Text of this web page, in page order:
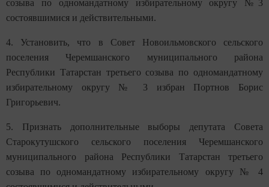
созыва по одномандатному избирательному округу №3
состоявшимися и действительными.
4. Установить, что в Совет Новоильмовского сельского
поселения Черемшанского муниципального района
Республики Татарстан третьего созыва по одномандатному
избирательному округу № 3 избран Портнов Борис
Григорьевич.
5. Признать дополнительные выборы депутата Совета
Старокутушского сельского поселения Черемшанского
муниципального района Республики Татарстан третьего
созыва по одномандатному избирательному округу № 4